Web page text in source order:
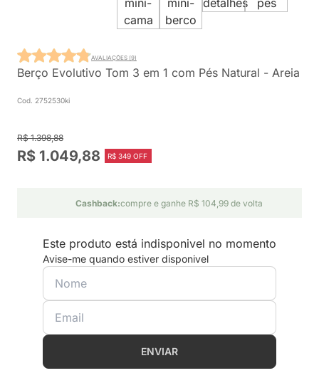
Berço Evolutivo Tom 3 em 1 com Pés Natural - Areia
Cod. 2752530ki
AVALIAÇÕES (9)
R$ 1.398,88
R$ 1.049,88 R$ 349 OFF
Cashback:compre e ganhe R$ 104,99 de volta
Este produto está indisponivel no momento
Avise-me quando estiver disponivel
ENVIAR